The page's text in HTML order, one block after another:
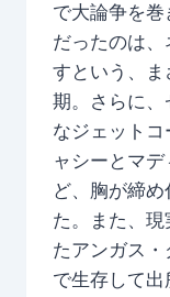
で大論争を
だったのは
すという、
期。さらに
なジェット
ャシーとマ
ど、胸が締
た。また、
たアンガス
で生存して